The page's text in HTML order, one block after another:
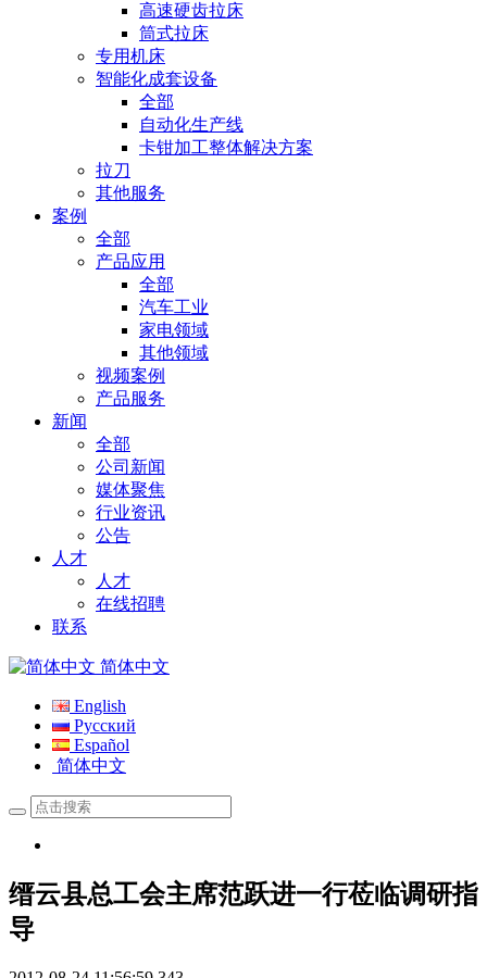
高速硬齿拉床
筒式拉床
专用机床
智能化成套设备
全部
自动化生产线
卡钳加工整体解决方案
拉刀
其他服务
案例
全部
产品应用
全部
汽车工业
家电领域
其他领域
视频案例
产品服务
新闻
全部
公司新闻
媒体聚焦
行业资讯
公告
人才
人才
在线招聘
联系
简体中文
English
Русский
Español
简体中文
缙云县总工会主席范跃进一行莅临调研指
导